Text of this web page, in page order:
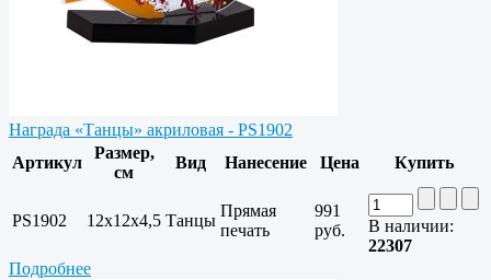
Награда «Танцы» акриловая - PS1902
Артикул
Размер,
см
Вид Нанесение Цена Купить
PS1902 12х12х4,5 Танцы
Прямая
печать
991
руб.
В наличии:
22307
Подробнее